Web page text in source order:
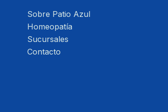
Sobre Patio Azul
Homeopatía
Sucursales
Contacto